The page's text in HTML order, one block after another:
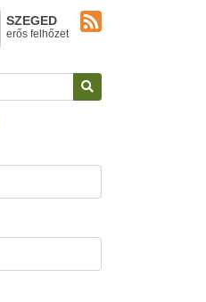
SZEGED
erős felhőzet